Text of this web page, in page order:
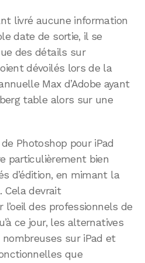
livré aucune information
date de sortie, il se
des détails sur
dévoilés lors de la
Max d’Adobe ayant
table alors sur une
Photoshop pour iPad
particulièrement bien
d’édition, en mimant la
Cela devrait
des professionnels de
ce jour, les alternatives
sur iPad et
que